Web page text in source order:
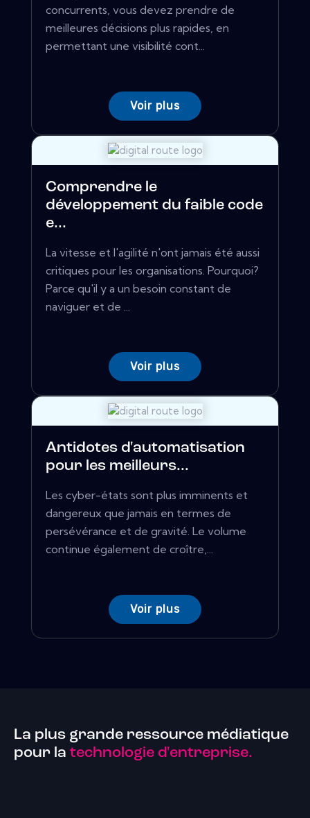
concurrents, vous devez prendre de
meilleures décisions plus rapides, en
permettant une visibilité cont...
Voir plus
Comprendre le
développement du faible code
e...
La vitesse et l'agilité n'ont jamais été aussi
critiques pour les organisations. Pourquoi?
Parce qu'il y a un besoin constant de
naviguer et de ...
Voir plus
Antidotes d'automatisation
pour les meilleurs...
Les cyber-états sont plus imminents et
dangereux que jamais en termes de
persévérance et de gravité. Le volume
continue également de croître,...
Voir plus
La plus grande ressource médiatique
pour la technologie d'entreprise.